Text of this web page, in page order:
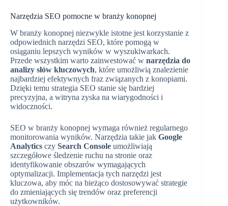
Narzędzia SEO pomocne w branży konopnej
W branży konopnej niezwykle istotne jest korzystanie z
odpowiednich narzędzi SEO, które pomogą w
osiąganiu lepszych wyników w wyszukiwarkach.
Przede wszystkim warto zainwestować w narzędzia do
analizy słów kluczowych, które umożliwią znalezienie
najbardziej efektywnych fraz związanych z konopiami.
Dzięki temu strategia SEO stanie się bardziej
precyzyjna, a witryna zyska na wiarygodności i
widoczności.
SEO w branży konopnej wymaga również regularnego
monitorowania wyników. Narzędzia takie jak Google
Analytics czy Search Console umożliwiają
szczegółowe śledzenie ruchu na stronie oraz
identyfikowanie obszarów wymagających
optymalizacji. Implementacja tych narzędzi jest
kluczowa, aby móc na bieżąco dostosowywać strategie
do zmieniających się trendów oraz preferencji
użytkowników.